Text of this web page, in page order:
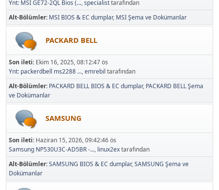
Ynt: MSI GE72-2QL Bios (...,specialisttarafından
Alt-Bölümler MSI BIOS & EC dumplar MSI Şema ve Dokümanlar
PACKARD BELL
Son ileti: Ekim 16, 2025, 08:12:47 ös
Ynt: packerdbell ms2288 ...,emrebil tarafından
Alt-Bölümler PACKARD BELL BIOS & EC dumplar PACKARD BELL Şema
ve Dokümanlar
SAMSUNG
Son ileti: Haziran 15, 2026, 09:42:46 ös
Samsung NP530U3C-AD5BR -..., linux2extarafından
Alt-Bölümler SAMSUNG BIOS & EC dumplar SAMSUNG Şema ve
Dokümanlar